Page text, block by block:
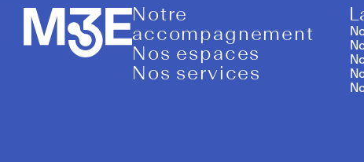
Notre
accompagnement
Nos espaces
Nos services